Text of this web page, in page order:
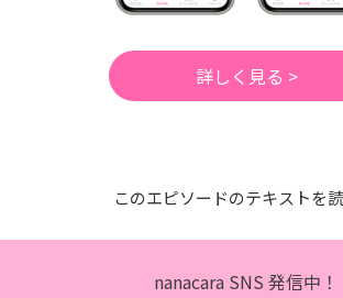
詳しく見る >
このエピソードのテキストを
nanacara SNS 発信中！